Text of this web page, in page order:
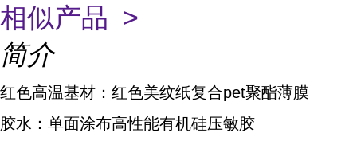
相似产品 >
简介
红色高温基材：红色美纹纸复合pet聚酯薄膜
胶水：单面涂布高性能有机硅压敏胶